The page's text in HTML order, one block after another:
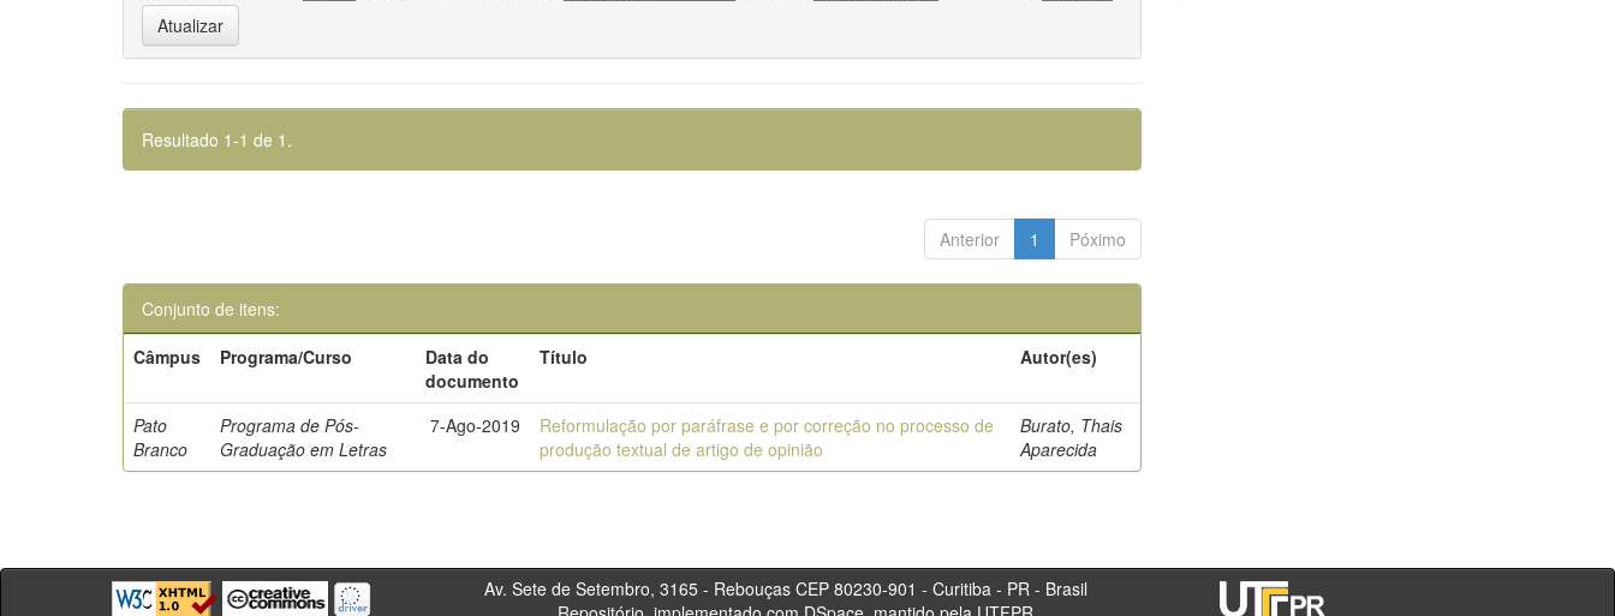
Resultado 1-1 de 1.
Anterior 1 Póximo
Conjunto de itens:
Câmpus
Programa/Curso
Data do
documento
Título Autor(es)
Pato
Branco
Programa de Pós-
Graduação em Letras
7-Ago-2019
Reformulação por paráfrase e por correção no processo de
produção textual de artigo de opinião
Burato, Thais
Aparecida
Av. Sete de Setembro, 3165 - Rebouças CEP 80230-901 - Curitiba - PR - Brasil